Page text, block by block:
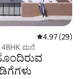
5 ರಲ್ಲಿ 4.97
4.97 (29)
4BHK ಮನೆ